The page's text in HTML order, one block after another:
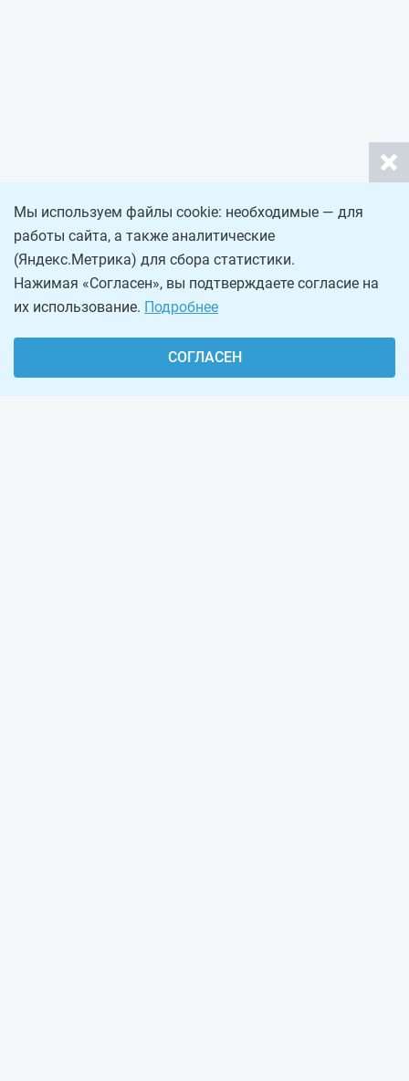
Мы используем файлы cookie: необходимые — для
работы сайта, а также аналитические
(Яндекс.Метрика) для сбора статистики.
Нажимая «Согласен», вы подтверждаете согласие на
их использование. Подробнее
СОГЛАСЕН